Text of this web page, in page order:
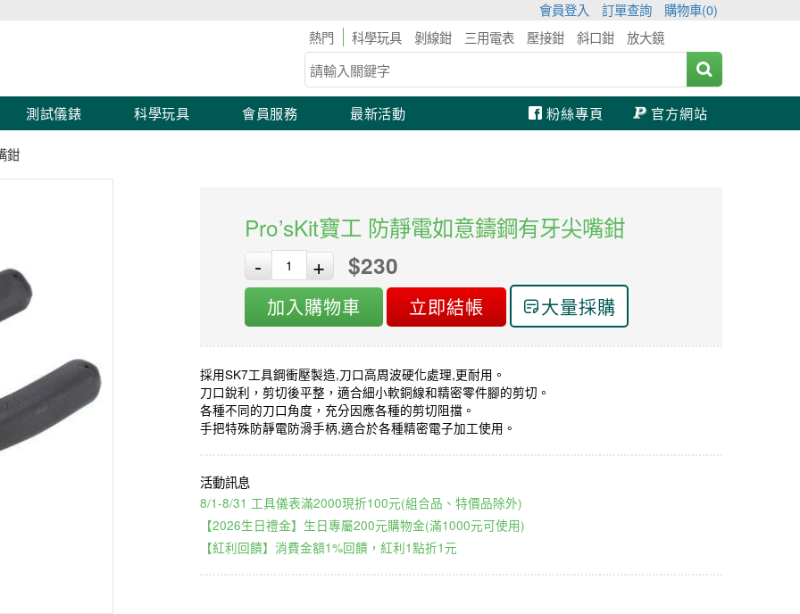
會員登入 訂單查詢 購物車(0)
科學玩具
剝線鉗 三用電表 壓接鉗 斜口鉗 放大鏡
測試儀錶 科學玩具 會員服務 最新活動 官方網站
粉絲專頁
鉗
Pro’sKit寶工 防靜電如意鑄鋼有牙尖嘴鉗
-
+ $230
加入購物車 立即結帳 大量採購
採用SK7工具鋼衝壓製造,刀口高周波硬化處理,更耐用。
刀口銳利，剪切後平整，適合細小軟銅線和精密零件腳的剪切。
各種不同的刀口角度，充分因應各種的剪切阻擋。
手把特殊防靜電防滑手柄,適合於各種精密電子加工使用。
8/1-8/31 工具儀表滿2000現折100元(組合品、特價品除外)
【2026生日禮金】生日專屬200元購物金(滿1000元可使用)
【紅利回饋】消費金額1%回饋，紅利1點折1元